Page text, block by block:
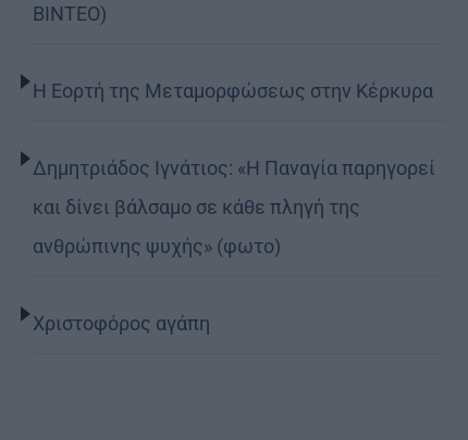
ΒΙΝΤΕΟ)
Η Εορτή της Μεταμορφώσεως στην Κέρκυρα
Δημητριάδος Ιγνάτιος: «Η Παναγία παρηγορεί
και δίνει βάλσαμο σε κάθε πληγή της
ανθρώπινης ψυχής» (φωτο)
Χριστοφόρος αγάπη